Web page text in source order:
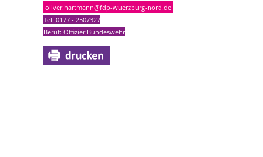
oliver.hartmann@fdp-wuerzburg-nord.de
Tel: 0177 - 2507327
Beruf: Offizier Bundeswehr